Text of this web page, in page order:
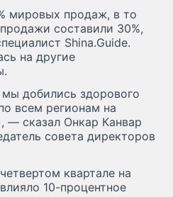
мировых продаж, в то
составили 30%,
Shina.Guide.
на другие
мы добились здорового
всем регионам на
— сказал Онкар Канвар
совета директоров
квартале на
10-процентное